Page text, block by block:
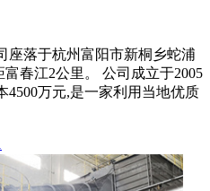
座落于杭州富阳市新桐乡蛇浦
春江2公里。 公司成立于2005
4500万元,是一家利用当地优质